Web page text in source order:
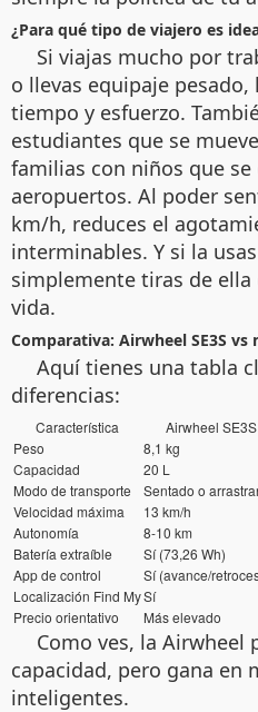
¿Para qué tipo de viajero es
Si viajas mucho por
o llevas equipaje
tiempo y esfuerzo.
estudiantes que se
familias con niños que
aeropuertos. Al poder
km/h, reduces el
interminables. Y si la
simplemente tiras de
vida.
Comparativa: Airwheel SE3S
Aquí tienes una tabla
diferencias:
Característica Airwheel SE3S
Peso
8,1 kg
Capacidad
20 L
Modo de transporte
Sentado o
Velocidad máxima
13 km/h
Autonomía
8-10 km
Batería extraíble
Sí (73,26 Wh)
App de control
Sí (avance/
Localización Find MySí
Precio orientativo
Más elevado
Como ves, la Airwheel
capacidad, pero gana en
inteligentes.